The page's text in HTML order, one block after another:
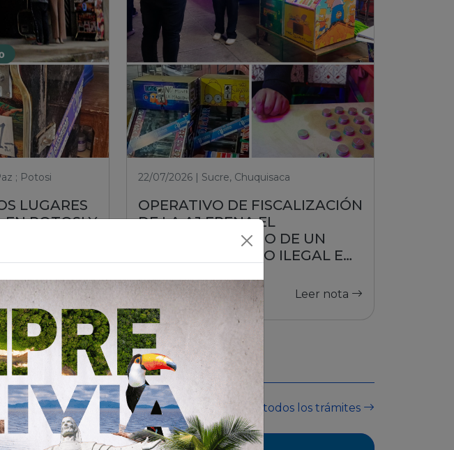
; Potosi
LUGARES
EN POTOSI Y
Leer nota
22/07/2026 | Sucre, Chuquisaca
OPERATIVO DE FISCALIZACIÓN
DE LA AJ FRENA EL
FUNCIONAMIENTO DE UN
PUESTO DE JUEGO ILEGAL EN
Leer nota
Ver todos los trámites